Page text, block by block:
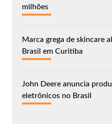
milhões
Marca grega de skincare
Brasil em Curitiba
John Deere anuncia
eletrônicos no Brasil